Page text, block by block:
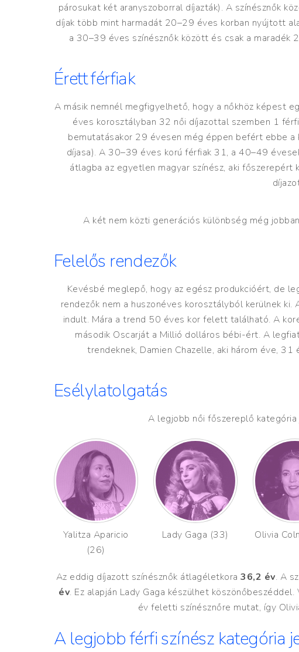
párosukat két aranyszoborral díjazták). A színésznők
díjak több mint harmadát 20–29 éves korban nyújtott
a 30–39 éves színésznők között és csak a
Érett férfiak
A másik nemnél megfigyelhető, hogy a nőkhöz képest
éves korosztályban 32 női díjazottal szemben 1
bemutatásakor 29 évesen még éppen befért ebbe
díjasa). A 30–39 éves korú férfiak 31, a 40–49
átlagba az egyetlen magyar színész, aki
A két nem közti generációs különbség még
Felelős rendezők
Kevésbé meglepő, hogy az egész produkcióért, de
rendezők nem a huszonéves korosztályból kerülnek
indult. Mára a trend 50 éves kor felett található. A
második Oscarját a Millió dolláros bébi-ért. A
trendeknek, Damien Chazelle, aki három éve,
Esélylatolgatás
A legjobb női főszereplő
Yalitza Aparicio
(26)
Lady Gaga (33) Olivia
Az eddig díjazott színésznők átlagéletkora36,2 év. A
év. Ez alapján Lady Gaga készülhet
év feletti színésznőre mutat, így
A legjobb férfi színész kategória